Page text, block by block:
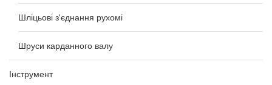
Шліцьові з'єднання рухомі
Шруси карданного валу
Інструмент